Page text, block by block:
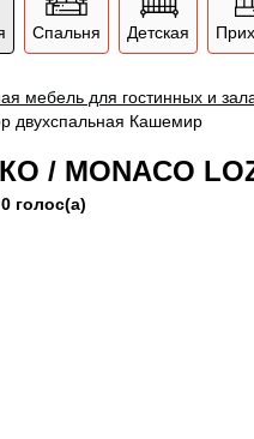
Спальня Детская
мебель для гостинных и
двухспальная Кашемир
/ MONACO
0 голос(а)